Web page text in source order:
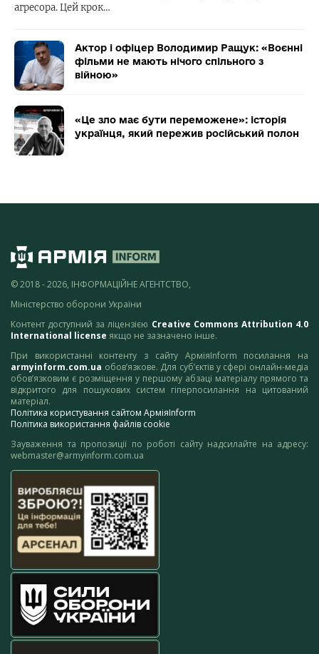
агресора. Цей крок…
Актор і офіцер Володимир Ращук: «Воєнні
фільми не мають нічого спільного з
війною»
«Це зло має бути переможене»: історія
українця, який пережив російський полон
© 2018 - 2026, ІНФОРМАЦІЙНЕ АГЕНТСТВО,
Міністерство оборони України
Контент доступний за ліцензією Creative Commons Attribution 4.0
International license якщо не зазначено інше.
При використанні контенту з сайту АрміяInform посилання на
armyinform.com.ua обов’язкове. Для суб’єктів у сфері онлайн-медіа
обов’язковим є розміщення у першому абзаці матеріалу прямого та
відкритого для пошукових систем гіперпосилання на цитований
матеріал.
Політика користування сайтом АрміяInform
Політика використання файлів cookie
Зауваження та пропозиції по роботі сайту надсилайте на адресу:
webmaster@armyinform.com.ua